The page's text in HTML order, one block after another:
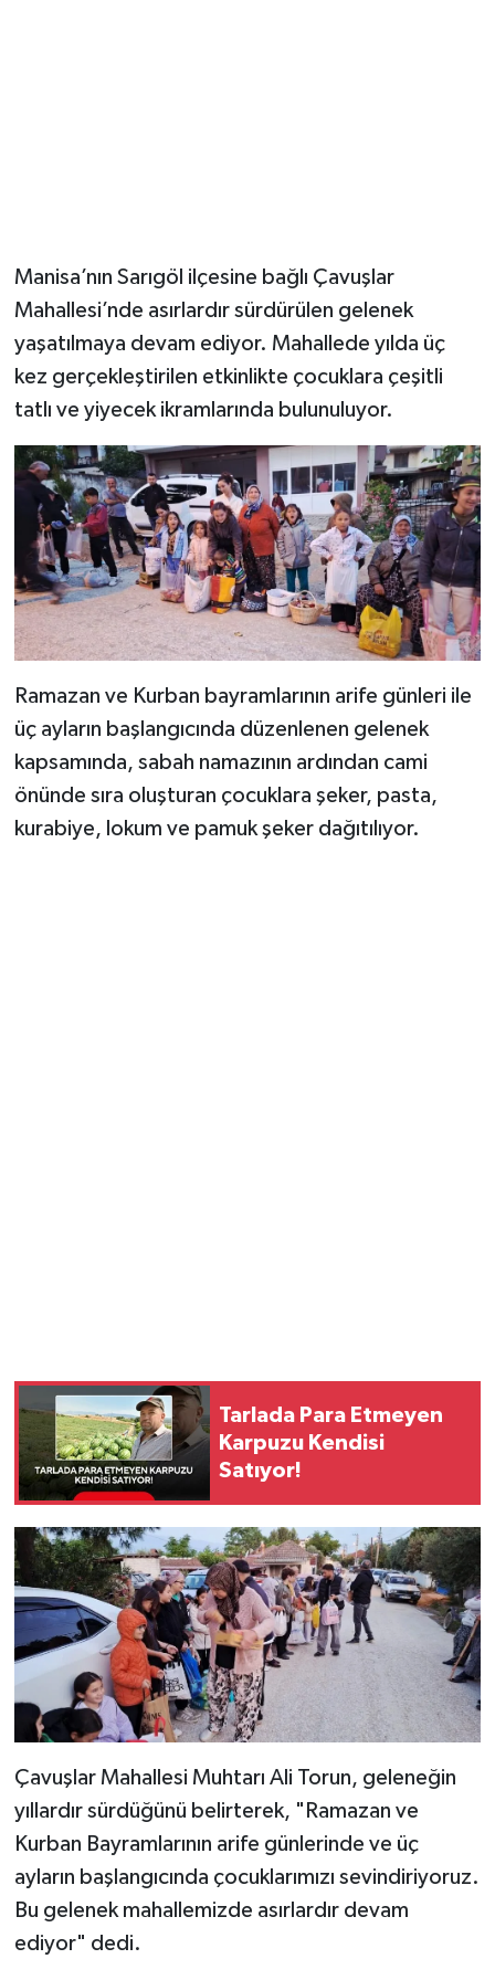
Manisa’nın Sarıgöl ilçesine bağlı Çavuşlar
Mahallesi’nde asırlardır sürdürülen gelenek
yaşatılmaya devam ediyor. Mahallede yılda üç
kez gerçekleştirilen etkinlikte çocuklara çeşitli
tatlı ve yiyecek ikramlarında bulunuluyor.
Ramazan ve Kurban bayramlarının arife günleri ile
üç ayların başlangıcında düzenlenen gelenek
kapsamında, sabah namazının ardından cami
önünde sıra oluşturan çocuklara şeker, pasta,
kurabiye, lokum ve pamuk şeker dağıtılıyor.
Tarlada Para Etmeyen
Karpuzu Kendisi
Satıyor!
Çavuşlar Mahallesi Muhtarı Ali Torun, geleneğin
yıllardır sürdüğünü belirterek, "Ramazan ve
Kurban Bayramlarının arife günlerinde ve üç
ayların başlangıcında çocuklarımızı sevindiriyoruz.
Bu gelenek mahallemizde asırlardır devam
ediyor" dedi.